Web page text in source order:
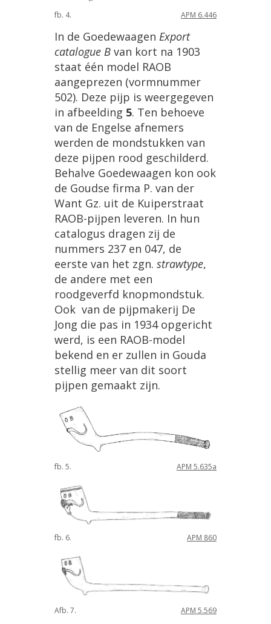
fb. 4. APM 6.446
In de Goedewaagen Export
catalogue B van kort na 1903
staat één model RAOB
aangeprezen (vormnummer
502). Deze pijp is weergegeven
in afbeelding 5. Ten behoeve
van de Engelse afnemers
werden de mondstukken van
deze pijpen rood geschilderd.
Behalve Goedewaagen kon ook
de Goudse firma P. van der
Want Gz. uit de Kuiperstraat
RAOB-pijpen leveren. In hun
catalogus dragen zij de
nummers 237 en 047, de
eerste van het zgn. strawtype,
de andere met een
roodgeverfd knopmondstuk.
Ook van de pijpmakerij De
Jong die pas in 1934 opgericht
werd, is een RAOB-model
bekend en er zullen in Gouda
stellig meer van dit soort
pijpen gemaakt zijn.
fb. 5. APM 5.635a
fb. 6. APM 860
Afb. 7. APM 5.569